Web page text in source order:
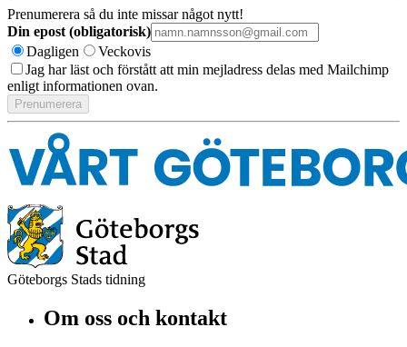
Prenumerera så du inte missar något nytt!
Din epost (obligatorisk)
Dagligen
Veckovis
Jag har läst och förstått att min mejladress delas med Mailchimp
enligt informationen ovan.
Göteborgs Stads tidning
Om oss och kontakt